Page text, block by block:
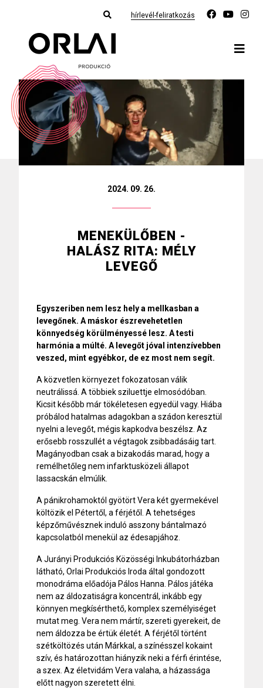
hírlevél-feliratkozás
2024. 09. 26.
MENEKÜLŐBEN -
HALÁSZ RITA: MÉLY
LEVEGŐ
Egyszeriben nem lesz hely a mellkasban a
levegőnek. A máskor észrevehetetlen
könnyedség körülményessé lesz. A testi
harmónia a múlté. A levegőt jóval intenzívebben
veszed, mint egyébkor, de ez most nem segít.
A közvetlen környezet fokozatosan válik
neutrálissá. A többiek sziluettje elmosódóban.
Kicsit később már tökéletesen egyedül vagy. Hiába
próbálod hatalmas adagokban a szádon keresztül
nyelni a levegőt, mégis kapkodva beszélsz. Az
erősebb rosszullét a végtagok zsibbadásáig tart.
Magányodban csak a bizakodás marad, hogy a
remélhetőleg nem infarktusközeli állapot
lassacskán elmúlik.
A pánikrohamoktól gyötört Vera két gyermekével
költözik el Pétertől, a férjétől. A tehetséges
képzőművésznek induló asszony bántalmazó
kapcsolatból menekül az édesapjához.
A Jurányi Produkciós Közösségi Inkubátorházban
látható, Orlai Produkciós Iroda által gondozott
monodráma előadója Pálos Hanna. Pálos játéka
nem az áldozatiságra koncentrál, inkább egy
könnyen megkísérthető, komplex személyiséget
mutat meg. Vera nem mártír, szereti gyerekeit, de
nem áldozza be értük életét. A férjétől történt
szétköltözés után Márkkal, a színésszel kokaint
szív, és határozottan hiányzik neki a férfi érintése,
a szex. Az életvidám Vera valaha, a házassága
előtt nagyon szeretett élni.